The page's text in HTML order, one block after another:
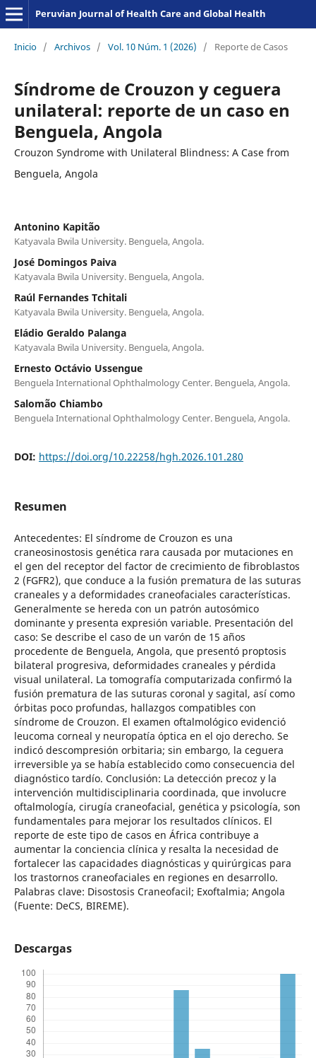
Peruvian Journal of Health Care and Global Health
Inicio / Archivos / Vol. 10 Núm. 1 (2026) / Reporte de Casos
Síndrome de Crouzon y ceguera
unilateral: reporte de un caso en
Benguela, Angola
Crouzon Syndrome with Unilateral Blindness: A Case from
Benguela, Angola
Antonino Kapitão
Katyavala Bwila University. Benguela, Angola.
José Domingos Paiva
Katyavala Bwila University. Benguela, Angola.
Raúl Fernandes Tchitali
Katyavala Bwila University. Benguela, Angola.
Eládio Geraldo Palanga
Katyavala Bwila University. Benguela, Angola.
Ernesto Octávio Ussengue
Benguela International Ophthalmology Center. Benguela, Angola.
Salomão Chiambo
Benguela International Ophthalmology Center. Benguela, Angola.
DOI: https://doi.org/10.22258/hgh.2026.101.280
Resumen
Antecedentes: El síndrome de Crouzon es una
craneosinostosis genética rara causada por mutaciones en
el gen del receptor del factor de crecimiento de fibroblastos
2 (FGFR2), que conduce a la fusión prematura de las suturas
craneales y a deformidades craneofaciales características.
Generalmente se hereda con un patrón autosómico
dominante y presenta expresión variable. Presentación del
caso: Se describe el caso de un varón de 15 años
procedente de Benguela, Angola, que presentó proptosis
bilateral progresiva, deformidades craneales y pérdida
visual unilateral. La tomografía computarizada confirmó la
fusión prematura de las suturas coronal y sagital, así como
órbitas poco profundas, hallazgos compatibles con
síndrome de Crouzon. El examen oftalmológico evidenció
leucoma corneal y neuropatía óptica en el ojo derecho. Se
indicó descompresión orbitaria; sin embargo, la ceguera
irreversible ya se había establecido como consecuencia del
diagnóstico tardío. Conclusión: La detección precoz y la
intervención multidisciplinaria coordinada, que involucre
oftalmología, cirugía craneofacial, genética y psicología, son
fundamentales para mejorar los resultados clínicos. El
reporte de este tipo de casos en África contribuye a
aumentar la conciencia clínica y resalta la necesidad de
fortalecer las capacidades diagnósticas y quirúrgicas para
los trastornos craneofaciales en regiones en desarrollo.
Palabras clave: Disostosis Craneofacil; Exoftalmia; Angola
(Fuente: DeCS, BIREME).
Descargas